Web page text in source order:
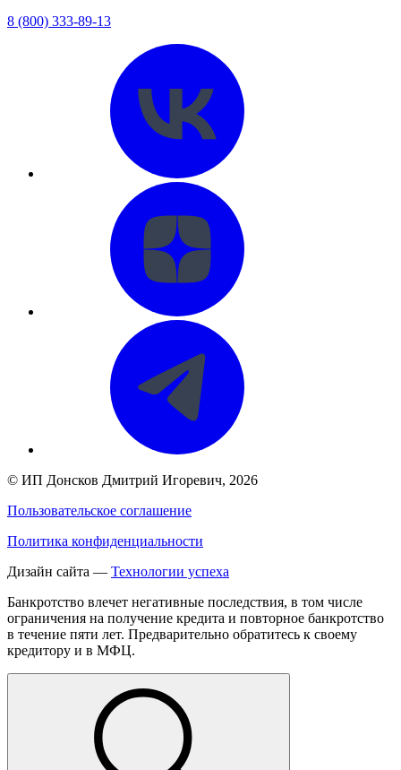
8 (800) 333-89-13
© ИП Донсков Дмитрий Игоревич, 2026
Пользовательское соглашение
Политика конфиденциальности
Дизайн сайта — Технологии успеха
Банкротство влечет негативные последствия, в том числе
ограничения на получение кредита и повторное банкротство
в течение пяти лет. Предварительно обратитесь к своему
кредитору и в МФЦ.